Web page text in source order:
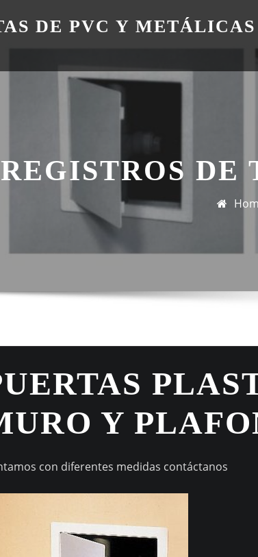
DE PVC Y METÁLICAS
REGISTROS DE
Y
con diferentes medidas contáctanos